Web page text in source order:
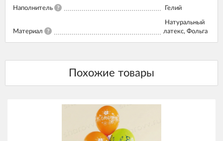
Наполнитель ? Гелий
Материал ?
Натуральный
латекс, Фольга